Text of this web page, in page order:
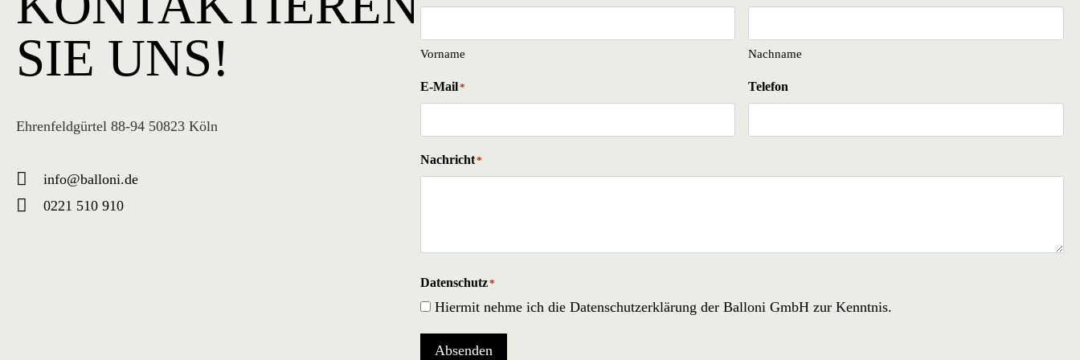
SIE UNS!
Ehrenfeldgürtel 88-94 50823 Köln
info@balloni.de
0221 510 910
Vorname Nachname
E-Mail* Telefon
Nachricht*
Datenschutz*
Hiermit nehme ich die Datenschutzerklärung der Balloni GmbH zur Kenntnis.
Absenden